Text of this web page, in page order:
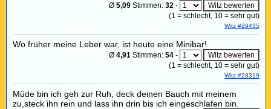
Ø 5,09 Stimmen: 32 -
(1 = schlecht, 10 = sehr gut)
Witz #29435
Wo früher meine Leber war, ist heute eine Minibar!
Ø 4,91 Stimmen: 54 -
(1 = schlecht, 10 = sehr gut)
Witz #28319
Müde bin ich geh zur Ruh, deck deinen Bauch mit meinem
zu,steck ihn rein und lass ihn drin bis ich eingeschlafen bin.